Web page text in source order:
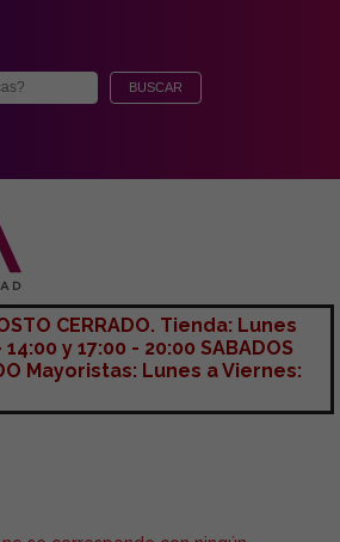
CERRADO. Tienda: Lunes
y 17:00 - 20:00 SABADOS
Mayoristas: Lunes a Viernes: